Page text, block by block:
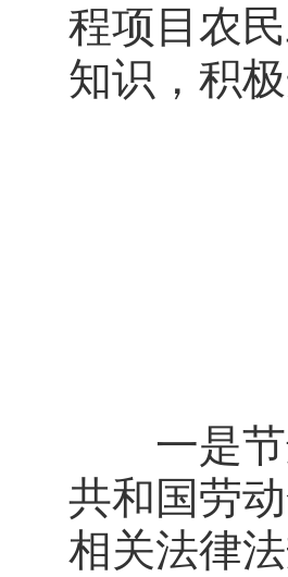
程项目农
知识，积
一是节
共和国劳
相关法律